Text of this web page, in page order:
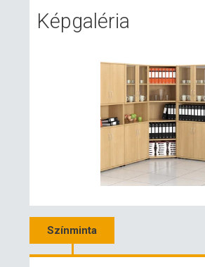
Képgaléria
Színminta